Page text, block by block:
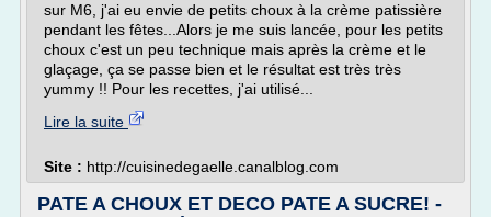
sur M6, j'ai eu envie de petits choux à la crème patissière
pendant les fêtes...Alors je me suis lancée, pour les petits
choux c'est un peu technique mais après la crème et le
glaçage, ça se passe bien et le résultat est très très
yummy !! Pour les recettes, j'ai utilisé...
Lire la suite
Site : http://cuisinedegaelle.canalblog.com
PATE A CHOUX ET DECO PATE A SUCRE! -